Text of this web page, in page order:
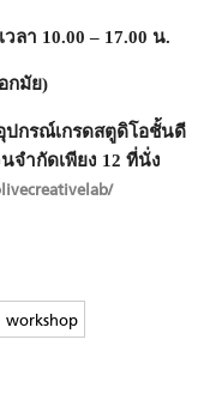
เวลา 10.00 – 17.00 น.
กมัย)
ปกรณ์เกรดสตูดิโอชั้นดี
จำกัดเพียง 12ที่นั่ง
workshop